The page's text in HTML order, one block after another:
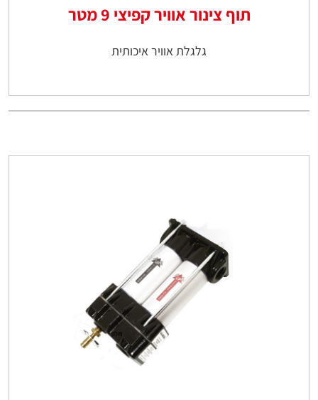
תוף צינור אוויר קפיצי 9 מטר
גלגלת אוויר איכותית